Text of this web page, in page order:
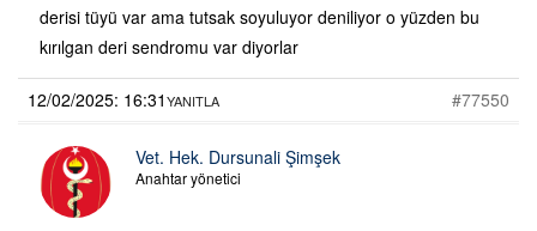
derisi tüyü var ama tutsak soyuluyor deniliyor o yüzden bu
kırılgan deri sendromu var diyorlar
12/02/2025: 16:31 #77550
YANITLA
Vet. Hek. Dursunali Şimşek
Anahtar yönetici